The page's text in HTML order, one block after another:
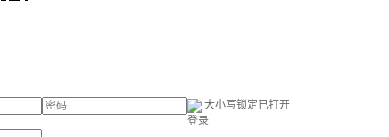
大小写锁定已打开
登录